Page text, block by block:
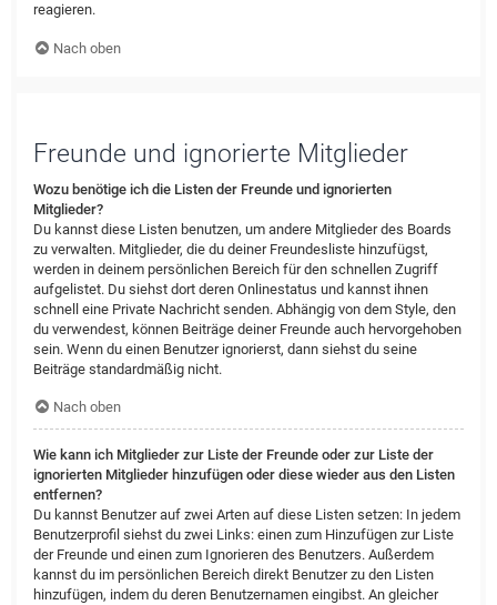
reagieren.
Nach oben
Freunde und ignorierte Mitglieder
Wozu benötige ich die Listen der Freunde und ignorierten
Mitglieder?
Du kannst diese Listen benutzen, um andere Mitglieder des Boards
zu verwalten. Mitglieder, die du deiner Freundesliste hinzufügst,
werden in deinem persönlichen Bereich für den schnellen Zugriff
aufgelistet. Du siehst dort deren Onlinestatus und kannst ihnen
schnell eine Private Nachricht senden. Abhängig von dem Style, den
du verwendest, können Beiträge deiner Freunde auch hervorgehoben
sein. Wenn du einen Benutzer ignorierst, dann siehst du seine
Beiträge standardmäßig nicht.
Nach oben
Wie kann ich Mitglieder zur Liste der Freunde oder zur Liste der
ignorierten Mitglieder hinzufügen oder diese wieder aus den Listen
entfernen?
Du kannst Benutzer auf zwei Arten auf diese Listen setzen: In jedem
Benutzerprofil siehst du zwei Links: einen zum Hinzufügen zur Liste
der Freunde und einen zum Ignorieren des Benutzers. Außerdem
kannst du im persönlichen Bereich direkt Benutzer zu den Listen
hinzufügen, indem du deren Benutzernamen eingibst. An gleicher